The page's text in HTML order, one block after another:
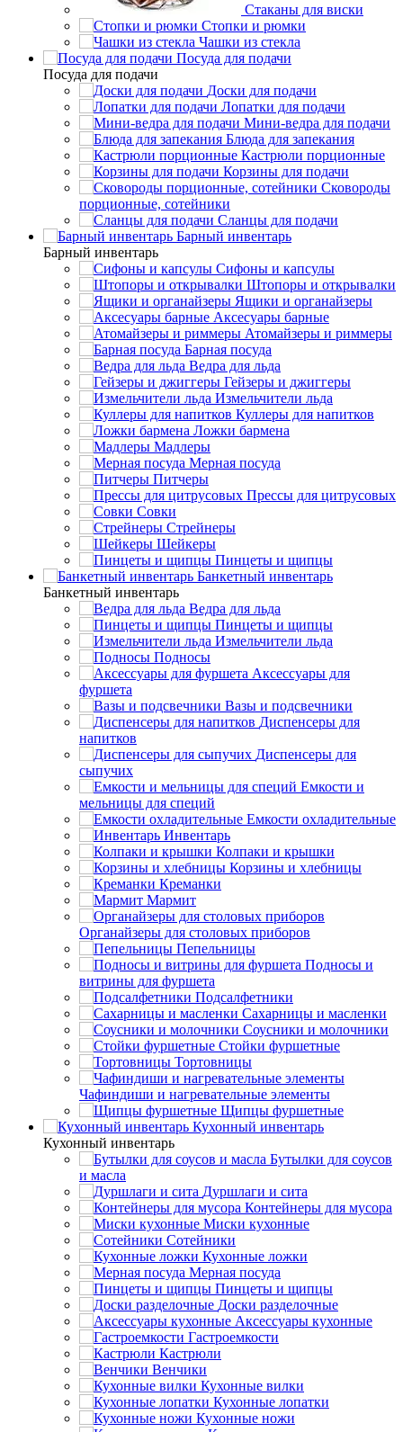
Стаканы для виски
Стопки и рюмки
Чашки из стекла
Посуда для подачи
Посуда для подачи
Доски для подачи
Лопатки для подачи
Мини-ведра для подачи
Блюда для запекания
Кастрюли порционные
Корзины для подачи
Сковороды
порционные, сотейники
Сланцы для подачи
Барный инвентарь
Барный инвентарь
Сифоны и капсулы
Штопоры и открывалки
Ящики и органайзеры
Аксесуары барные
Атомайзеры и риммеры
Барная посуда
Ведра для льда
Гейзеры и джиггеры
Измельчители льда
Куллеры для напитков
Ложки бармена
Мадлеры
Мерная посуда
Питчеры
Прессы для цитрусовых
Совки
Стрейнеры
Шейкеры
Пинцеты и щипцы
Банкетный инвентарь
Банкетный инвентарь
Ведра для льда
Пинцеты и щипцы
Измельчители льда
Подносы
Аксессуары для
фуршета
Вазы и подсвечники
Диспенсеры для
напитков
Диспенсеры для
сыпучих
Емкости и
мельницы для специй
Емкости охладительные
Инвентарь
Колпаки и крышки
Корзины и хлебницы
Креманки
Мармит
Органайзеры для столовых приборов
Пепельницы
Подносы и
витрины для фуршета
Подсалфетники
Сахарницы и масленки
Соусники и молочники
Стойки фуршетные
Тортовницы
Чафиндиши и нагревательные элементы
Щипцы фуршетные
Кухонный инвентарь
Кухонный инвентарь
Бутылки для соусов
и масла
Дуршлаги и сита
Контейнеры для мусора
Миски кухонные
Сотейники
Кухонные ложки
Мерная посуда
Пинцеты и щипцы
Доски разделочные
Аксессуары кухонные
Гастроемкости
Кастрюли
Венчики
Кухонные вилки
Кухонные лопатки
Кухонные ножи